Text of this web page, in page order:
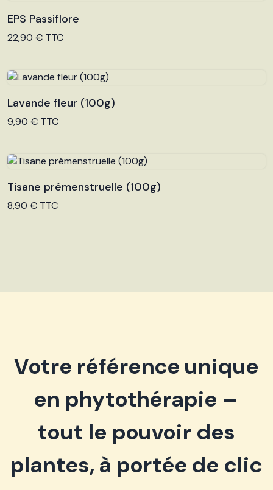
Voir le produit
EPS Passiflore
22,90 € TTC
Voir le produit
Lavande fleur (100g)
9,90 € TTC
Voir le produit
Tisane prémenstruelle (100g)
8,90 € TTC
Votre référence unique
en phytothérapie –
tout le pouvoir des
plantes, à portée de clic